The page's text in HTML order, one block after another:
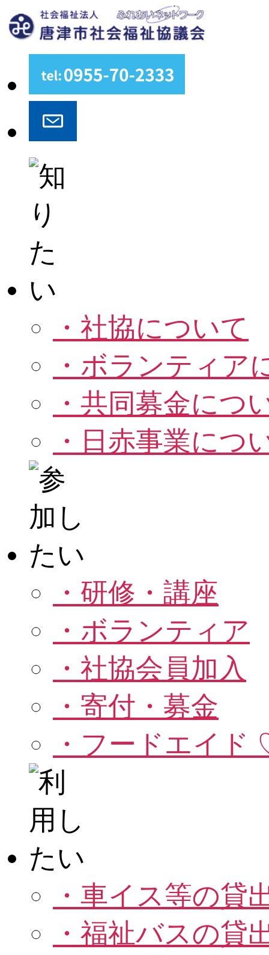
・社協について
・ボランティア
・共同募金につ
・日赤事業につ
・研修・講座
・ボランティア
・社協会員加入
・寄付・募金
・フードエイ
・車イス等の貸
・福祉バスの貸